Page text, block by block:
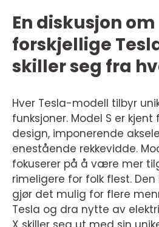
En diskusjon
forskjellige
skiller seg fra
Hver Tesla-modell tilbyr
funksjoner. Model S er kjent
design, imponerende
enestående rekkevidde.
fokuserer på å være mer
rimeligere for folk flest.
gjør det mulig for flere
Tesla og dra nytte av